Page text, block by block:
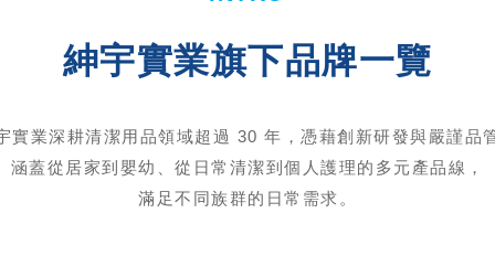
紳宇實業旗下品牌一覽
實業深耕清潔用品領域超過 30 年，憑藉創新研發與嚴謹品
涵蓋從居家到嬰幼、從日常清潔到個人護理的多元產品線，
滿足不同族群的日常需求。